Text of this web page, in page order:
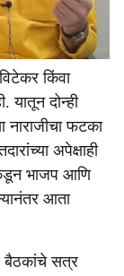
किंवा
यातून दोन्ही
नाराजीचा फटका
अपेक्षाही
भाजप आणि
आता
बैठकांचे सत्र